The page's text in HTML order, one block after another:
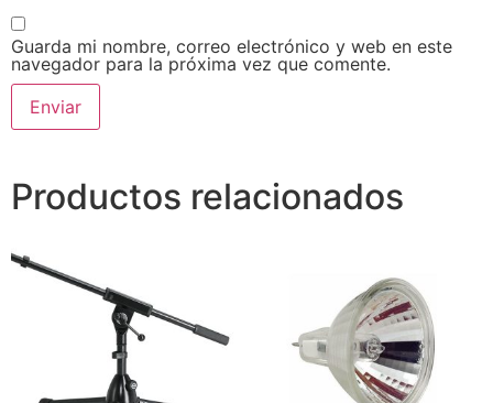
Guarda mi nombre, correo electrónico y web en este
navegador para la próxima vez que comente.
Productos relacionados